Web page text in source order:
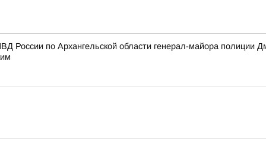
России по Архангельской области генерал-майора полиции